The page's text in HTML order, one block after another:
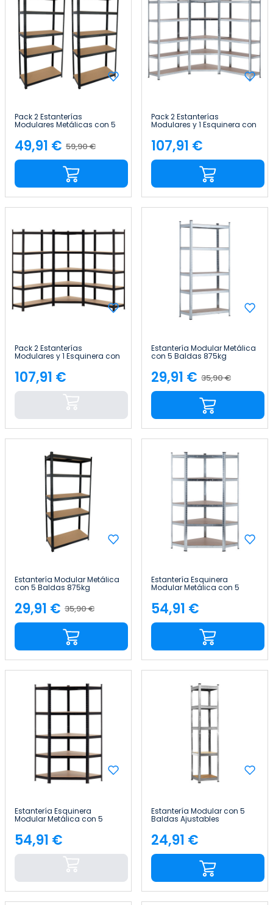
Pack 2 Estanterías
Modulares Metálicas con 5
Thinia Home
Precio
base
59,90 €
Precio
49,91 €
Pack 2 Estanterías
Modulares y 1 Esquinera con
5 baldas 2625kg
136x40x180cm Thinia Home
Precio
107,91 €
Pack 2 Estanterías
Modulares y 1 Esquinera con
5 baldas 2625kg
136x40x180cm Thinia Home
Precio
107,91 €
Estantería Modular Metálica
con 5 Baldas 875kg
90x40x180cm Thinia Home
Precio
base
35,90 €
Precio
29,91 €
Estantería Modular Metálica
con 5 Baldas 875kg
90x40x180cm Thinia Home
Precio
base
35,90 €
Precio
29,91 €
Estantería Esquinera
Modular Metálica con 5
Thinia Home
Precio
54,91 €
Estantería Esquinera
Modular Metálica con 5
Thinia Home
Precio
54,91 €
Estantería Modular con 5
Baldas Ajustables
180x40x40cm 175Kg Thinia
Home
Precio
24,91 €